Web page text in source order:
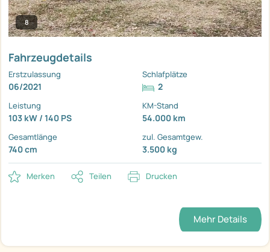
8
Fahrzeugdetails
Erstzulassung
06/2021
Schlafplätze
2
Leistung
103 kW / 140 PS
KM-Stand
54.000 km
Gesamtlänge
740 cm
zul. Gesamtgew.
3.500 kg
Merken Teilen Drucken
Mehr Details